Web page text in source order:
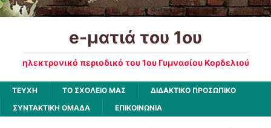
e-ματιά του 1ου
ηλεκτρονικό περιοδικό του 1ου Γυμνασίου Κορδελιού
ΤΕΥΧΗ ΤΟ ΣΧΟΛΕΙΟ ΜΑΣ
ΔΙΔΑΚΤΙΚΟ ΠΡΟΣΩΠΙΚΟ
ΣΥΝΤΑΚΤΙΚΗ ΟΜΑΔΑ
ΕΠΙΚΟΙΝΩΝΙΑ